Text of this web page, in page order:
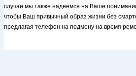
случаи мы также надеемся на Ваше
чтобы Ваш привычный образ жизни без
предлагая телефон на подмену на время